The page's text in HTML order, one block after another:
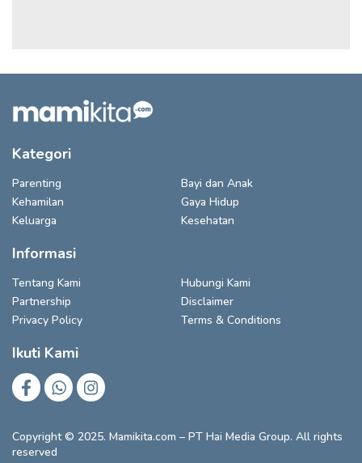
Kategori
Parenting
Bayi dan Anak
Kehamilan
Gaya Hidup
Keluarga
Kesehatan
Informasi
Tentang Kami
Hubungi Kami
Partnership
Disclaimer
Privacy Policy
Terms & Conditions
Ikuti Kami
Copyright © 2025. Mamikita.com – PT Hai Media Group. All rights
reserved